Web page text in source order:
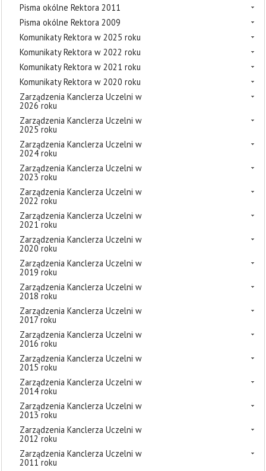
Pisma okólne Rektora 2011
Pisma okólne Rektora 2009
Komunikaty Rektora w 2025 roku
Komunikaty Rektora w 2022 roku
Komunikaty Rektora w 2021 roku
Komunikaty Rektora w 2020 roku
Zarządzenia Kanclerza Uczelni w
2026 roku
Zarządzenia Kanclerza Uczelni w
2025 roku
Zarządzenia Kanclerza Uczelni w
2024 roku
Zarządzenia Kanclerza Uczelni w
2023 roku
Zarządzenia Kanclerza Uczelni w
2022 roku
Zarządzenia Kanclerza Uczelni w
2021 roku
Zarządzenia Kanclerza Uczelni w
2020 roku
Zarządzenia Kanclerza Uczelni w
2019 roku
Zarządzenia Kanclerza Uczelni w
2018 roku
Zarządzenia Kanclerza Uczelni w
2017 roku
Zarządzenia Kanclerza Uczelni w
2016 roku
Zarządzenia Kanclerza Uczelni w
2015 roku
Zarządzenia Kanclerza Uczelni w
2014 roku
Zarządzenia Kanclerza Uczelni w
2013 roku
Zarządzenia Kanclerza Uczelni w
2012 roku
Zarządzenia Kanclerza Uczelni w
2011 roku